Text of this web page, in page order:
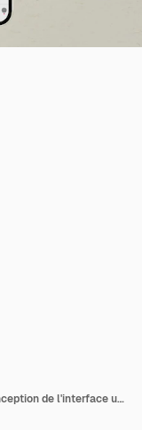
Smartphone avec une maquette de conception de l'interface utilisateur d'Instagram